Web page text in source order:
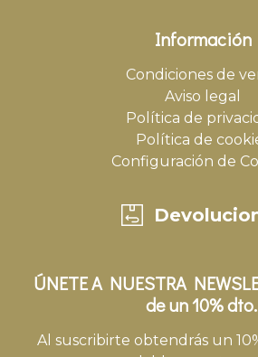
Información
Condiciones de
Aviso legal
Política de
Política de
Configuración de
ÚNETE A NUESTRA
de un 10%
Al suscribirte obtendrás un